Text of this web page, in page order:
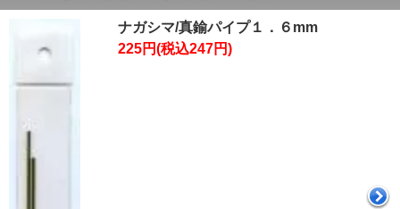
ナガシマ/真鍮パイプ１．６mm
225円(税込247円)